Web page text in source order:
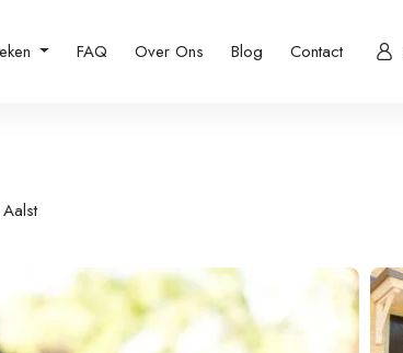
FAQ Over Ons Blog Contact
Aalst